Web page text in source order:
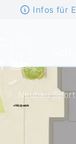
Infos für
Neubau